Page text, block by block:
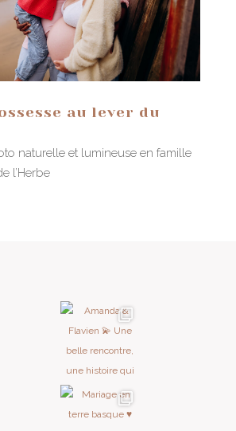
au lever du
naturelle et lumineuse en famille
l’Herbe